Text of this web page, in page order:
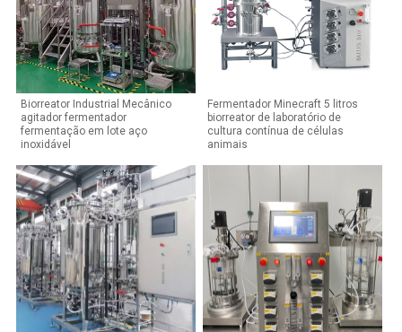
Biorreator Industrial Mecânico
agitador fermentador
fermentação em lote aço
inoxidável
Fermentador Minecraft 5 litros
biorreator de laboratório de
cultura contínua de células
animais